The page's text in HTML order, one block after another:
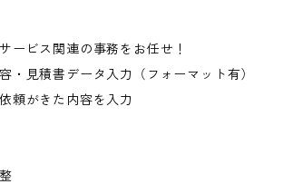
ービス関連の事務をお任せ！
・見積書データ入力（フォーマット有）
頼がきた内容を入力